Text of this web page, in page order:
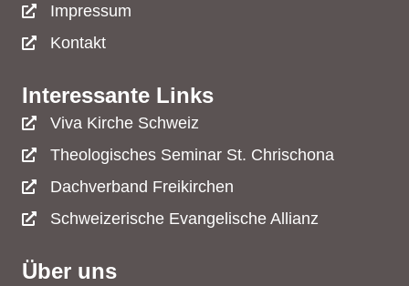
Impressum
Kontakt
Interessante Links
Viva Kirche Schweiz
Theologisches Seminar St. Chrischona
Dachverband Freikirchen
Schweizerische Evangelische Allianz
Über uns